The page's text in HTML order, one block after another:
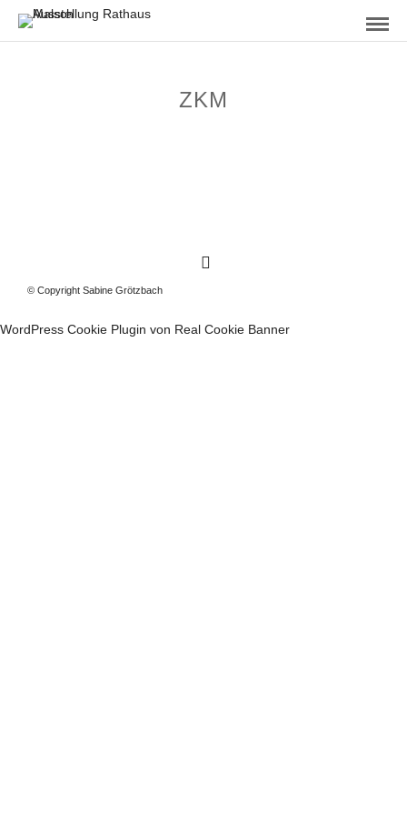
ZKM
© Copyright Sabine Grötzbach
WordPress Cookie Plugin von Real Cookie Banner